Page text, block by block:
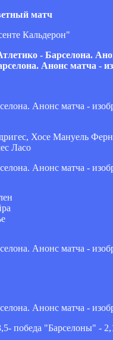
матч
Кальдерон"
Хосе Мануель
Ласо
победа "Барселоны" -